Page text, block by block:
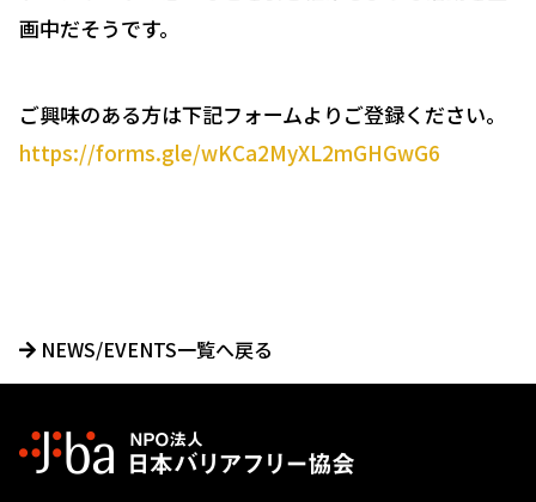
画中だそうです。
ご興味のある方は下記フォームよりご登録ください。
https://forms.gle/wKCa2MyXL2mGHGwG6
NEWS/EVENTS一覧へ戻る